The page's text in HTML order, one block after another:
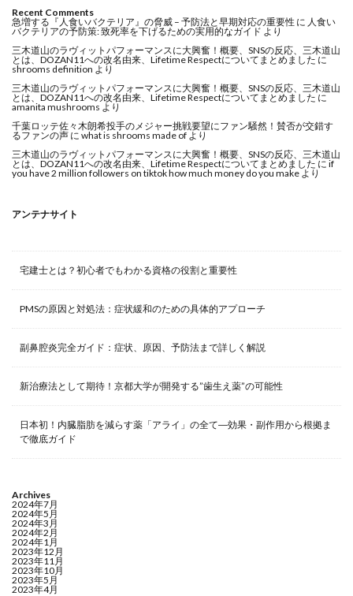
Recent Comments
急増する『人食いバクテリア』の脅威 – 予防法と早期対応の重要性 に 人食い
バクテリアの予防策: 致死率を下げるための実用的なガイド より
三木道山のラヴィットパフォーマンスに大興奮！概要、SNSの反応、三木道山
とは、DOZAN11への改名由来、Lifetime Respectについてまとめました に
shrooms definition より
三木道山のラヴィットパフォーマンスに大興奮！概要、SNSの反応、三木道山
とは、DOZAN11への改名由来、Lifetime Respectについてまとめました に
amanita mushrooms より
千葉ロッテ佐々木朗希投手のメジャー挑戦要望にファン騒然！賛否が交錯す
るファンの声 に what is shrooms made of より
三木道山のラヴィットパフォーマンスに大興奮！概要、SNSの反応、三木道山
とは、DOZAN11への改名由来、Lifetime Respectについてまとめました に if
you have 2 million followers on tiktok how much money do you make より
アンテナサイト
宅建士とは？初心者でもわかる資格の役割と重要性
PMSの原因と対処法：症状緩和のための具体的アプローチ
副鼻腔炎完全ガイド：症状、原因、予防法まで詳しく解説
新治療法として期待！京都大学が開発する”歯生え薬”の可能性
日本初！内臓脂肪を減らす薬「アライ」の全て―効果・副作用から根拠ま
で徹底ガイド
Archives
2024年7月
2024年5月
2024年3月
2024年2月
2024年1月
2023年12月
2023年11月
2023年10月
2023年5月
2023年4月